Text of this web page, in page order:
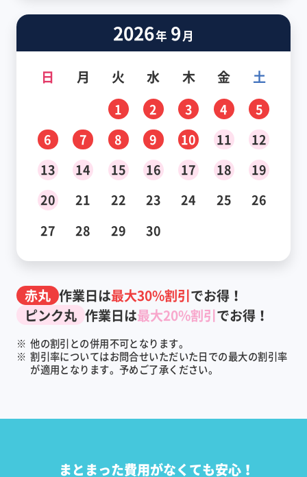
2026年 9月
日 月 火 水 木 金 土
1 2 3 4
5
6
7 8 9 10 11
12
13
14 15 16 17 18
19
20
21 22 23 24 25
26
27
28 29 30
赤丸 作業日は最大30%割引でお得！
ピンク丸 作業日は最大20%割引でお得！
※ 他の割引との併用不可となります。
※ 割引率についてはお問合せいただいた日での最大の割引率
が適用となります。予めご了承ください。
まとまった費用がなくても安心！